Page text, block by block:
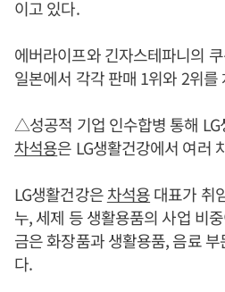
이고 있다.
에버라이프와 긴자스테파니의
일본에서 각각 판매 1위와 2위
△성공적 기업 인수합병 통해 LG
차석용은 LG생활건강에서 여러
LG생활건강은차석용대표가 취
누, 세제 등 생활용품의 사업 비
금은 화장품과 생활용품, 음료
다.